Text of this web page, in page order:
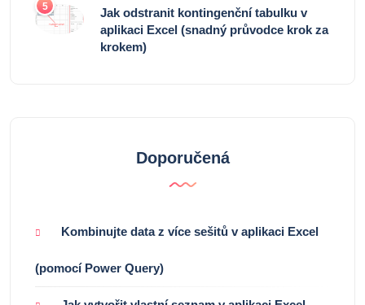
5
Jak odstranit kontingenční tabulku v
aplikaci Excel (snadný průvodce krok za
krokem)
Doporučená
Kombinujte data z více sešitů v aplikaci Excel
(pomocí Power Query)